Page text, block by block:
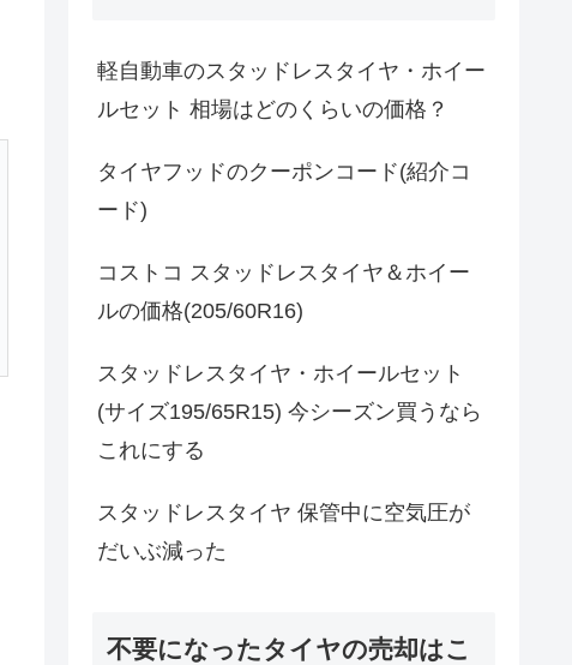
軽自動車のスタッドレスタイヤ・ホイー
ルセット 相場はどのくらいの価格？
タイヤフッドのクーポンコード(紹介コ
ード)
コストコ スタッドレスタイヤ＆ホイー
ルの価格(205/60R16)
スタッドレスタイヤ・ホイールセット
(サイズ195/65R15) 今シーズン買うなら
これにする
スタッドレスタイヤ 保管中に空気圧が
だいぶ減った
不要になったタイヤの売却はこ